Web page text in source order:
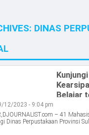
DINAS
Belajar
12/2023 - 9:04 pm
– 41
Dinas Perpustakaan Provinsi